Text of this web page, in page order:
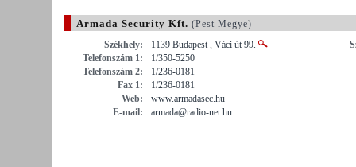
Armada Security Kft. (Pest Megye)
Székhely:
1139 Budapest , Váci út 99.
Telefonszám 1:
1/350-5250
Telefonszám 2:
1/236-0181
Fax 1:
1/236-0181
Web:
www.armadasec.hu
E-mail:
armada@radio-net.hu